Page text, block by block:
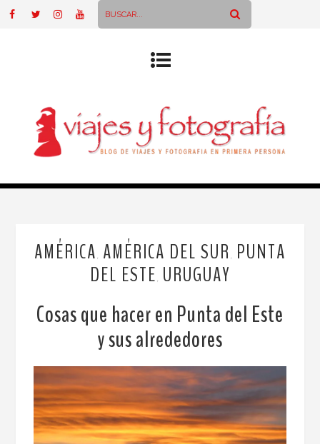
AMÉRICA AMÉRICA DEL SUR PUNTA
DEL ESTE URUGUAY
Cosas que hacer en Punta del Este
y sus alrededores